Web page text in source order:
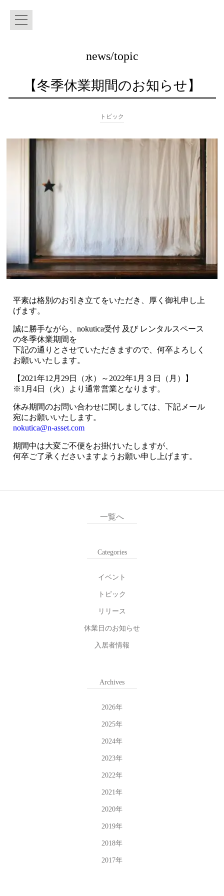
news/topic
【冬季休業期間のお知らせ】
トピック
平素は格別のお引き立てをいただき、厚く御礼申し上
げます。
誠に勝手ながら、nokutica受付 及び レンタルスペース
の冬季休業期間を
下記の通りとさせていただきますので、何卒よろしく
お願いいたします。
【2021年12月29日（水）～2022年1月３日（月）】
※1月4日（火）より通常営業となります。
休み期間のお問い合わせに関しましては、下記メール
宛にお願いいたします。
nokutica@n-asset.com
期間中は大変ご不便をお掛けいたしますが、
何卒ご了承くださいますようお願い申し上げます。
一覧へ
Categories
イベント
トピック
リリース
休業日のお知らせ
入居者情報
Archives
2026年
2025年
2024年
2023年
2022年
2021年
2020年
2019年
2018年
2017年